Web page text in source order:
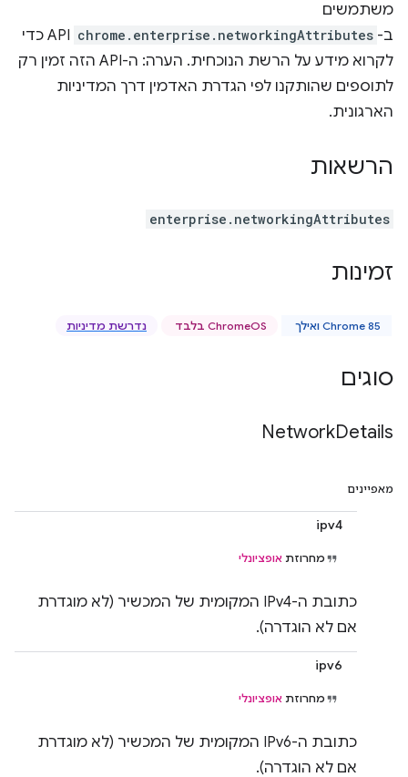
משתמשים
ב- chrome.enterprise.networkingAttributes
API כדי
לקרוא מידע על הרשת הנוכחית. הערה: ה-API הזה זמין רק
לתוספים שהותקנו לפי הגדרת האדמין דרך המדיניות
הארגונית.
הרשאות
enterprise.networkingAttributes
זמינות
Chrome 85 ואילך ChromeOS בלבד נדרשת מדיניות
סוגים
NetworkDetails
מאפיינים
ipv4
מחרוזת אופציונלי
כתובת ה-IPv4 המקומית של המכשיר (לא מוגדרת
אם לא הוגדרה).
ipv6
מחרוזת אופציונלי
כתובת ה-IPv6 המקומית של המכשיר (לא מוגדרת
אם לא הוגדרה).